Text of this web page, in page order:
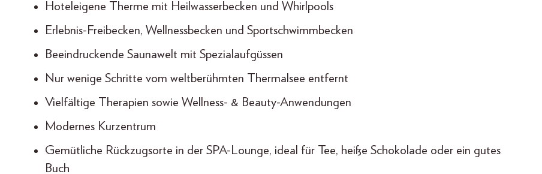
Hoteleigene Therme mit Heilwasserbecken und Whirlpools
Erlebnis-Freibecken, Wellnessbecken und Sportschwimmbecken
Beeindruckende Saunawelt mit Spezialaufgüssen
Nur wenige Schritte vom weltberühmten Thermalsee entfernt
Vielfältige Therapien sowie Wellness- & Beauty-Anwendungen
Modernes Kurzentrum
Gemütliche Rückzugsorte in der SPA-Lounge, ideal für Tee, heiße Schokolade oder ein gutes
Buch